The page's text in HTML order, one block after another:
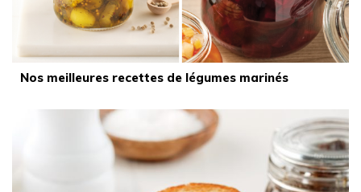
Nos meilleures recettes de légumes marinés